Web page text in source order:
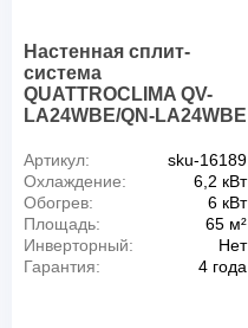
Настенная сплит-
система
QUATTROCLIMA QV-
LA24WBE/QN-LA24WBE
Артикул:
sku-16189
Охлаждение:
6,2 кВт
Обогрев:
6 кВт
Площадь:
65 м²
Инверторный:
Нет
Гарантия:
4 года